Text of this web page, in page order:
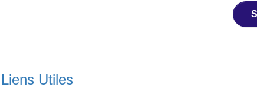
Liens Utiles